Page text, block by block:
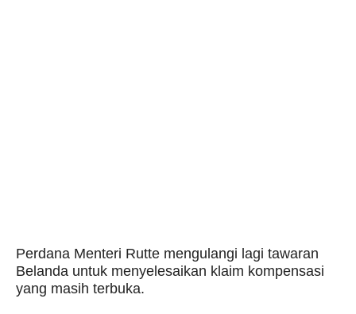
Perdana Menteri Rutte mengulangi lagi tawaran
Belanda untuk menyelesaikan klaim kompensasi
yang masih terbuka.